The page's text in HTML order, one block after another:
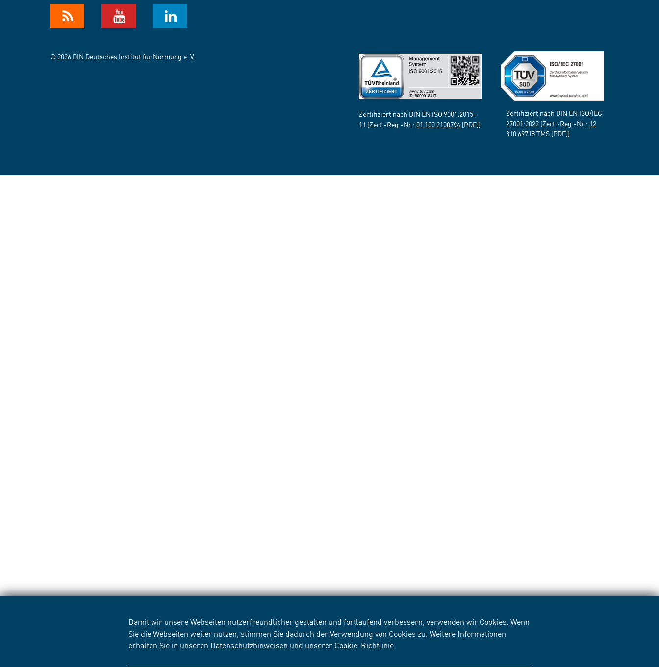
Damit wir unsere Webseiten nutzerfreundlicher gestalten und fortlaufend verbessern, verwenden wir Cookies. Wenn
Sie die Webseiten weiter nutzen, stimmen Sie dadurch der Verwendung von Cookies zu. Weitere Informationen
erhalten Sie in unseren Datenschutzhinweisen und unserer Cookie-Richtlinie
© 2026 DIN Deutsches Institut für Normung e. V.
Zertifiziert nach DIN EN ISO 9001:2015-
11 (Zert.-Reg.-Nr.: 01 100 2100794 [PDF])
Zertifiziert nach DIN EN ISO/IEC
27001:2022 (Zert.-Reg.-Nr.: 12
310 69718 TMS [PDF])